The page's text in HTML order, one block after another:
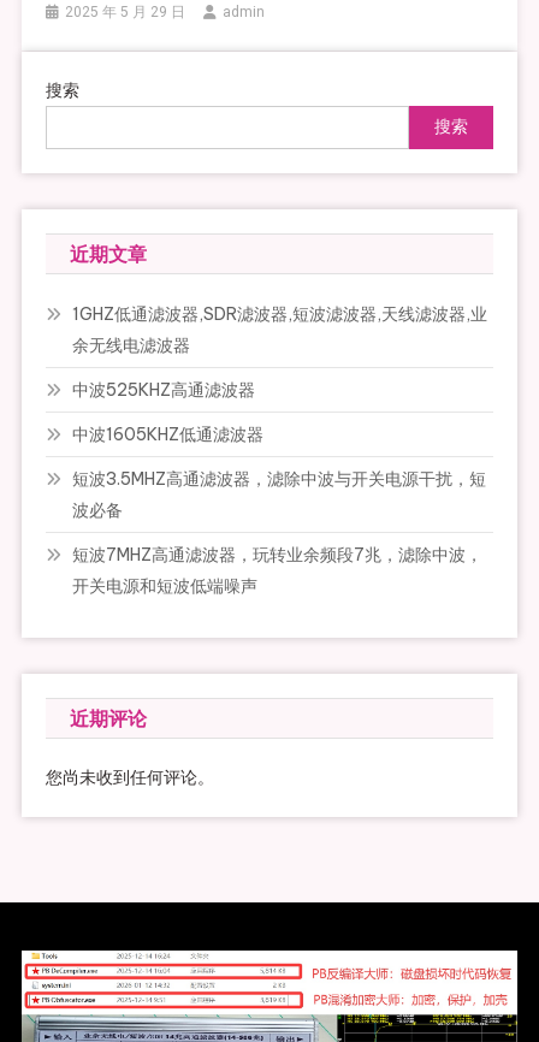
2025 年 5 月 29 日 admin
搜索
搜索
近期文章
1GHZ低通滤波器,SDR滤波器,短波滤波器,天线滤波器,业
余无线电滤波器
中波525KHZ高通滤波器
中波1605KHZ低通滤波器
短波3.5MHZ高通滤波器，滤除中波与开关电源干扰，短
波必备
短波7MHZ高通滤波器，玩转业余频段7兆，滤除中波，
开关电源和短波低端噪声
近期评论
您尚未收到任何评论。